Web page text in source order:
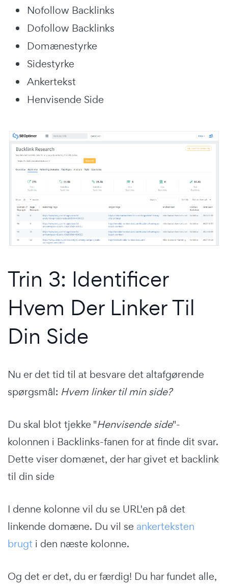
Nofollow Backlinks
Dofollow Backlinks
Domænestyrke
Sidestyrke
Ankertekst
Henvisende Side
Trin 3: Identificer
Hvem Der Linker Til
Din Side
Nu er det tid til at besvare det altafgørende
spørgsmål: Hvem linker til min side?
Du skal blot tjekke "Henvisende side"-
kolonnen i Backlinks-fanen for at finde dit svar.
Dette viser domænet, der har givet et backlink
til din side
I denne kolonne vil du se URL'en på det
linkende domæne. Du vil se ankerteksten
brugt i den næste kolonne.
Og det er det, du er færdig! Du har fundet alle,